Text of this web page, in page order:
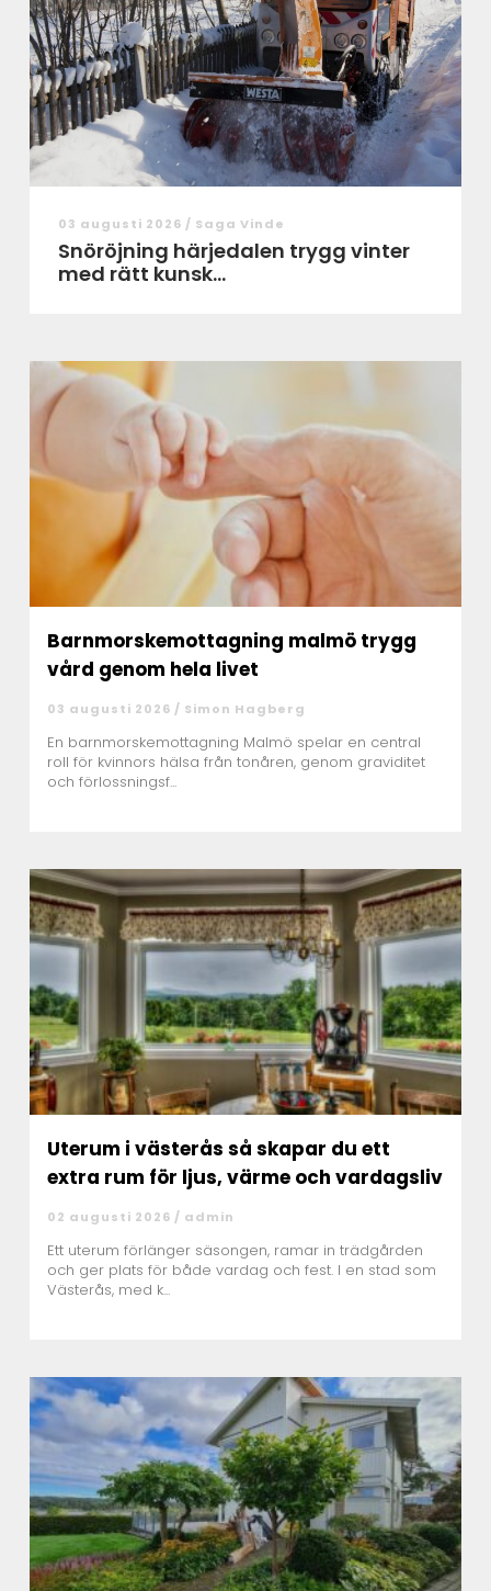
03 augusti 2026 / Saga Vinde
Snöröjning härjedalen trygg vinter
med rätt kunsk...
Barnmorskemottagning malmö trygg
vård genom hela livet
03 augusti 2026 / Simon Hagberg
En barnmorskemottagning Malmö spelar en central
roll för kvinnors hälsa från tonåren, genom graviditet
och förlossningsf...
Uterum i västerås så skapar du ett
extra rum för ljus, värme och vardagsliv
02 augusti 2026 / admin
Ett uterum förlänger säsongen, ramar in trädgården
och ger plats för både vardag och fest. I en stad som
Västerås, med k...